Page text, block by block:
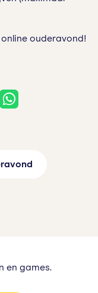
ouderavond!
en games.